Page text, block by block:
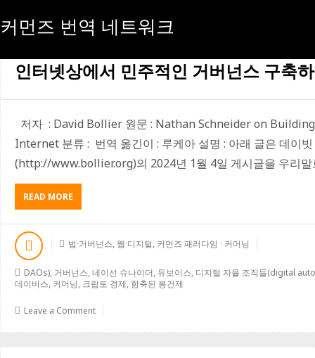
커먼즈 번역 네트워크
[태그:]민주적 거버넌스
인터넷상에서 민주적인 거버넌스 구축
저자 : David Bollier 원문 : Nathan Schneider on
Internet 분류 : 번역 옮긴이 : 루케아 설명 : 아래 글은 데이
(http://www.bollier.org)의 2024년 1월 4일 게시글을 우리말
READ MORE
인
터
상
서
민
적
인
법·거버넌스, 웹·디지털, 커먼즈 패러다임 · 커머닝
DAOs), 거버넌스,네이선 슈나이더, 듀보이스, 디지털 자율 조직들(digital
데이비스, 커머닝, 크립토 경제, 함축된 봉건제
Leave a Comment